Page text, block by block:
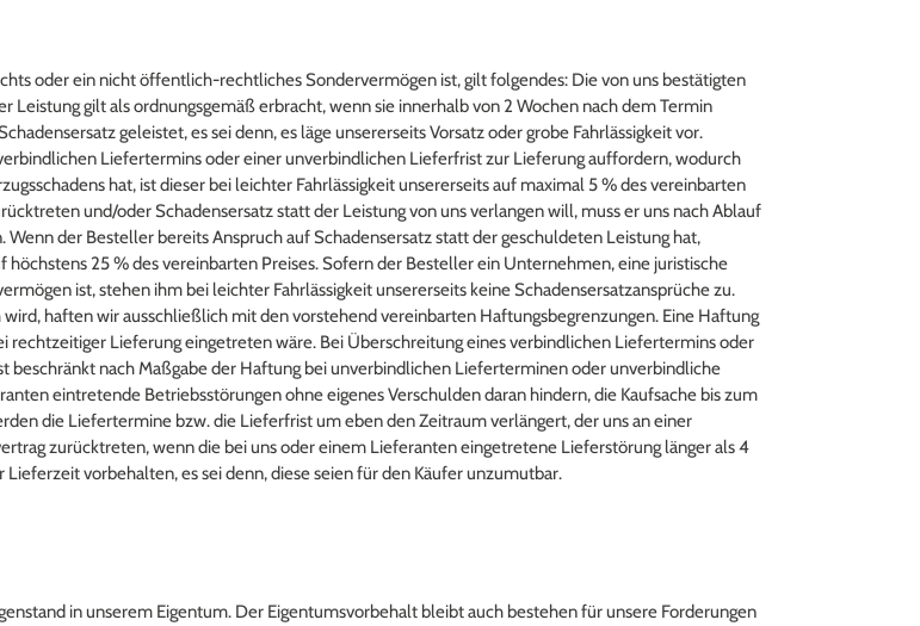
oder ein nicht öffentlich-rechtliches Sondervermögen ist, gilt folgendes: Die von uns bestätigten
gilt als ordnungsgemäß erbracht, wenn sie innerhalb von 2 Wochen nach dem Termin
geleistet, es sei denn, es läge unsererseits Vorsatz oder grobe Fahrlässigkeit vor.
Liefertermins oder einer unverbindlichen Lieferfrist zur Lieferung auffordern, wodurch
hat, ist dieser bei leichter Fahrlässigkeit unsererseits auf maximal 5 % des vereinbarten
und/oder Schadensersatz statt der Leistung von uns verlangen will, muss er uns nach Ablauf
der Besteller bereits Anspruch auf Schadensersatz statt der geschuldeten Leistung hat,
höchstens 25 % des vereinbarten Preises. Sofern der Besteller ein Unternehmen, eine juristische
ist, stehen ihm bei leichter Fahrlässigkeit unsererseits keine Schadensersatzansprüche zu.
haften wir ausschließlich mit den vorstehend vereinbarten Haftungsbegrenzungen. Eine Haftung
rechtzeitiger Lieferung eingetreten wäre. Bei Überschreitung eines verbindlichen Liefertermins oder
nach Maßgabe der Haftung bei unverbindlichen Lieferterminen oder unverbindliche
eintretende Betriebsstörungen ohne eigenes Verschulden daran hindern, die Kaufsache bis zum
die Liefertermine bzw. die Lieferfrist um eben den Zeitraum verlängert, der uns an einer
zurücktreten, wenn die bei uns oder einem Lieferanten eingetretene Lieferstörung länger als 4
vorbehalten, es sei denn, diese seien für den Käufer unzumutbar.
in unserem Eigentum. Der Eigentumsvorbehalt bleibt auch bestehen für unsere Forderungen